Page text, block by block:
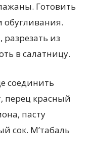
Готовить
обугливания.
из
в салатницу.
соединить
перец красный
пасту
сок. М’табаль